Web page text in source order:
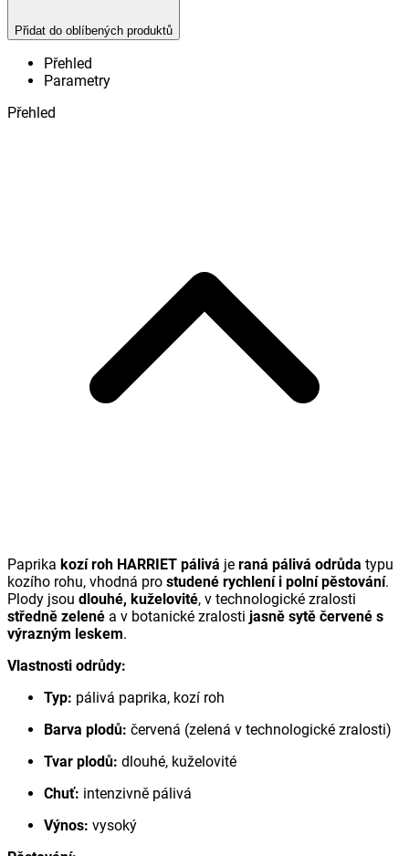
Přidat do oblíbených produktů
Přehled
Parametry
Přehled
Paprika kozí roh HARRIET pálivá je raná pálivá odrůda typu
kozího rohu, vhodná pro studené rychlení i polní pěstování.
Plody jsou dlouhé, kuželovité, v technologické zralosti
středně zelené a v botanické zralosti jasně sytě červené s
výrazným leskem.
Vlastnosti odrůdy:
Typ: pálivá paprika, kozí roh
Barva plodů: červená (zelená v technologické zralosti)
Tvar plodů: dlouhé, kuželovité
Chuť: intenzivně pálivá
Výnos: vysoký